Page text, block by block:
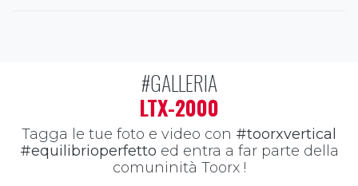
#GALLERIA
LTX-2000
Tagga le tue foto e video con #toorxvertical
#equilibrioperfetto ed entra a far parte della
comuninità Toorx !